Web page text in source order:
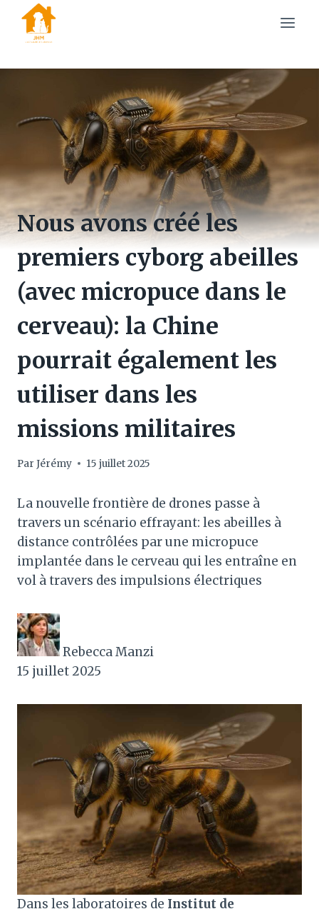
content
Nous avons créé les
premiers cyborg abeilles
(avec micropuce dans le
cerveau): la Chine
pourrait également les
utiliser dans les
missions militaires
Par Jérémy 15 juillet 2025
La nouvelle frontière de drones passe à
travers un scénario effrayant: les abeilles à
distance contrôlées par une micropuce
implantée dans le cerveau qui les entraîne en
vol à travers des impulsions électriques
Rebecca Manzi
15 juillet 2025
Dans les laboratoires de Institut de